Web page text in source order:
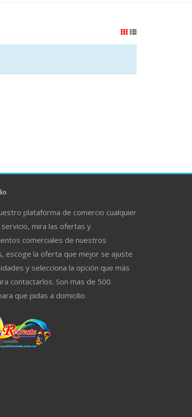
plataforma de comercio cualquier
mira las ofertas y
comerciales de nuestros
escoge la oferta que mejor se ajuste
y selecciona la opción que más
contactarlos. Son mas de 500
que pidas a domicilio